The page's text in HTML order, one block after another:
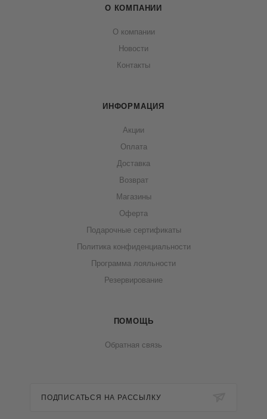
О КОМПАНИИ
О компании
Новости
Контакты
ИНФОРМАЦИЯ
Акции
Оплата
Доставка
Возврат
Магазины
Оферта
Подарочные сертификаты
Политика конфиденциальности
Программа лояльности
Резервирование
ПОМОЩЬ
Обратная связь
ПОДПИСАТЬСЯ НА РАССЫЛКУ